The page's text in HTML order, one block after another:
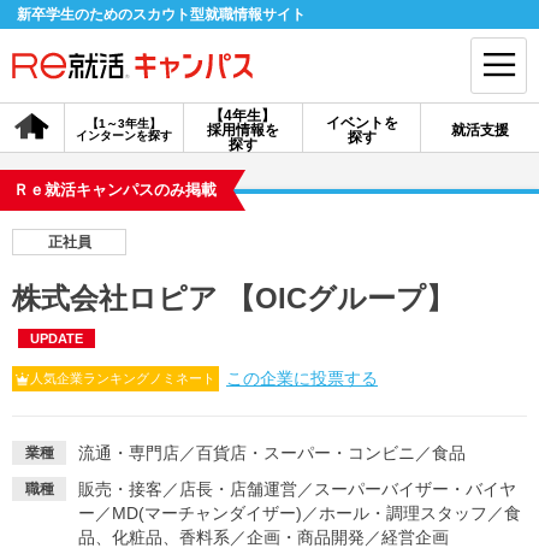
新卒学生のためのスカウト型就職情報サイト
【4年生】
採用情報を
探す
【1～3年生】
インターンを探す
イベントを
探す
就活支援
会員登録 ログイン
探す
【4年生】
イベントを探す スカウト お知らせ
就活ノウハウ・サポート
Ｒｅ就活キャンパスのみ掲載
正社員
株式会社ロピア 【OICグループ】
UPDATE
人気企業ランキングノミネート この企業に投票する
業種 流通・専門店／百貨店・スーパー・コンビニ ／食品
職種 販売・接客 ／ 店長・店舗運営／ スーパーバイザー・バイヤ
ー ／MD(マーチャンダイザー) ／ホール・調理スタッフ ／食
品、化粧品、香料系 ／企画・商品開発 ／経営企画